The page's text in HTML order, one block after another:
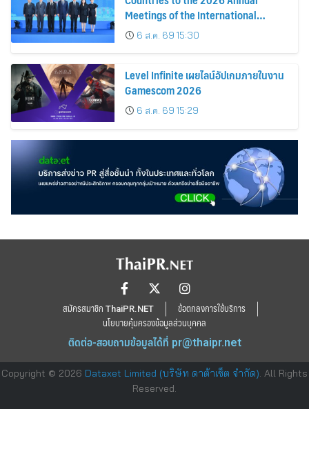
Meetings of the International
Monetary Fund and the World Bank
Group Showcasing Thai Soft Power
6 ส.ค. 69 15:30
Level Infinite เผยไลน์อัปเกมภายในงาน
Gamescom 2026
6 ส.ค. 69 15:29
สมัครสมาชิก ThaiPR.NET
ข้อตกลงการใช้บริการ
นโยบายคุ้มครองข้อมูลส่วนบุคคล
ติดต่อ-สอบถามข้อมูลได้ที่ pr@thaipr.net
Copyright © 2026 Dataxet Limited (บริษัท ดาต้าเซ็ต จำกัด). All Rights
Reserved.